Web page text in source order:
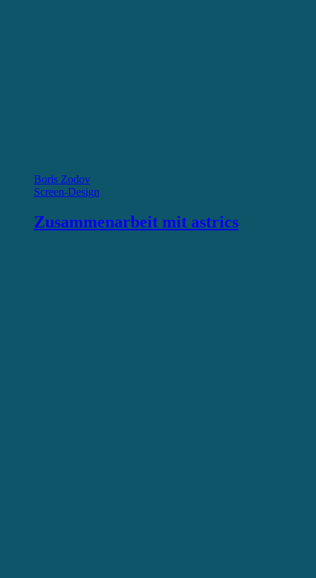
Boris Zodov
Screen-Design
Zusammenarbeit mit astrics